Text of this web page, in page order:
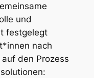
und
festgelegt
nach
den Prozess